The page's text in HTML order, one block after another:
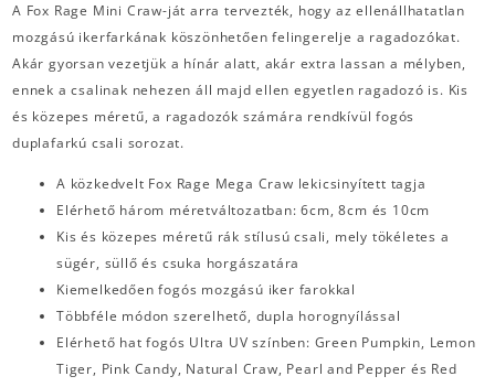
A Fox Rage Mini Craw-ját arra tervezték, hogy az ellenállhatatlan
mozgású ikerfarkának köszönhetően felingerelje a ragadozókat.
Akár gyorsan vezetjük a hínár alatt, akár extra lassan a mélyben,
ennek a csalinak nehezen áll majd ellen egyetlen ragadozó is. Kis
és közepes méretű, a ragadozók számára rendkívül fogós
duplafarkú csali sorozat.
A közkedvelt Fox Rage Mega Craw lekicsinyített tagja
Elérhető három méretváltozatban: 6cm, 8cm és 10cm
Kis és közepes méretű rák stílusú csali, mely tökéletes a
sügér, süllő és csuka horgászatára
Kiemelkedően fogós mozgású iker farokkal
Többféle módon szerelhető, dupla horognyílással
Elérhető hat fogós Ultra UV színben: Green Pumpkin, Lemon
Tiger, Pink Candy, Natural Craw, Pearl and Pepper és Red